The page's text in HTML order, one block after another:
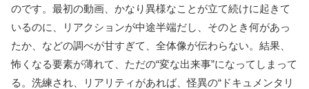
のです。最初の動画、かなり異様なことが立て続けに起きて
いるのに、リアクションが中途半端だし、そのとき何があっ
たか、などの調べが甘すぎて、全体像が伝わらない。結果、
怖くなる要素が薄れて、ただの“変な出来事”になってしまって
る。洗練され、リアリティがあれば、怪異の“ドキュメンタリ